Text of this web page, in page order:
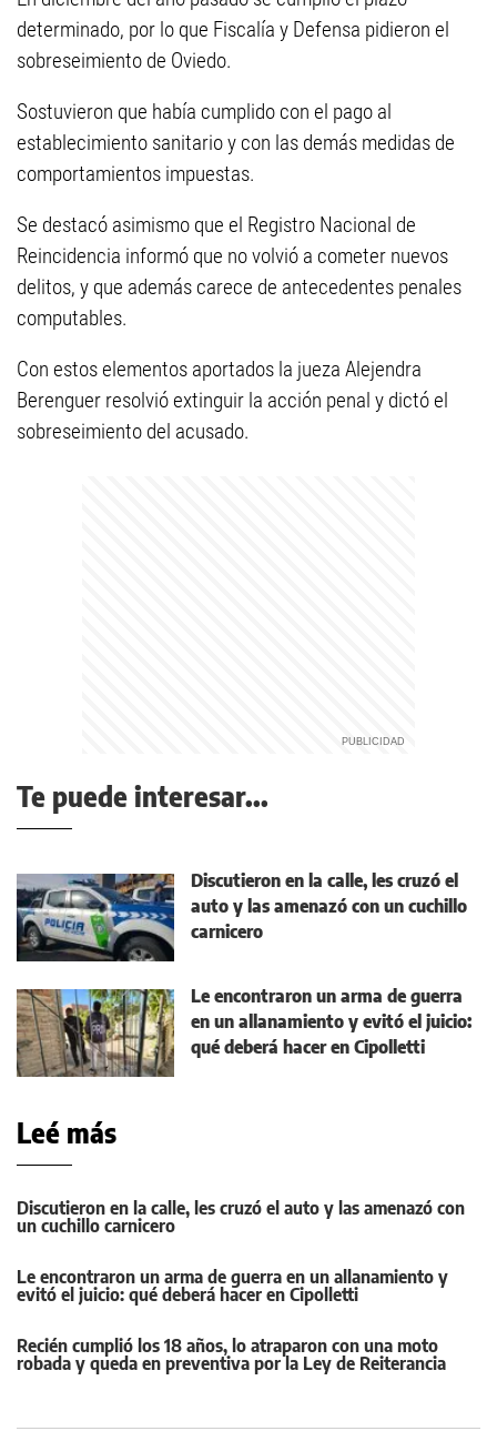
determinado, por lo que Fiscalía y Defensa pidieron el
sobreseimiento de Oviedo.
Sostuvieron que había cumplido con el pago al
establecimiento sanitario y con las demás medidas de
comportamientos impuestas.
Se destacó asimismo que el Registro Nacional de
Reincidencia informó que no volvió a cometer nuevos
delitos, y que además carece de antecedentes penales
computables.
Con estos elementos aportados la jueza Alejendra
Berenguer resolvió extinguir la acción penal y dictó el
sobreseimiento del acusado.
Te puede interesar...
Discutieron en la calle, les cruzó el
auto y las amenazó con un cuchillo
carnicero
Le encontraron un arma de guerra
en un allanamiento y evitó el juicio:
qué deberá hacer en Cipolletti
Leé más
Discutieron en la calle, les cruzó el auto y las amenazó con
un cuchillo carnicero
Le encontraron un arma de guerra en un allanamiento y
evitó el juicio: qué deberá hacer en Cipolletti
Recién cumplió los 18 años, lo atraparon con una moto
robada y queda en preventiva por la Ley de Reiterancia